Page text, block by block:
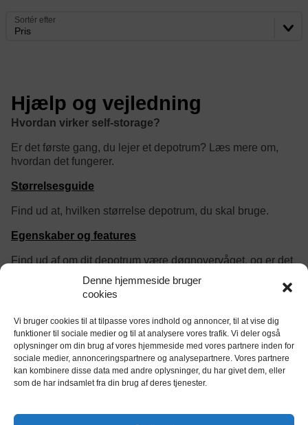
Denne hjemmeside bruger
cookies
Vi bruger cookies til at tilpasse vores indhold og annoncer, til at vise dig
funktioner til sociale medier og til at analysere vores trafik. Vi deler også
oplysninger om din brug af vores hjemmeside med vores partnere inden for
sociale medier, annonceringspartnere og analysepartnere. Vores partnere
kan kombinere disse data med andre oplysninger, du har givet dem, eller
som de har indsamlet fra din brug af deres tjenester.
Pris
Sortér efter
Hjælp og vejledning
Hvordan virker self-storage?
Er det første gang, du lejer et depotrum? Læs mere om,
hvordan det fungerer.
Størrelsesguide
Find ud at, hvilken størrelse depotrum, du skal bruge.
Egenskaber og features
Find ud af om dit depotrum være døgnovervåget, og er det
vigtigt at det er opvarmet og klimakontrolleret?
Alle depotrum i Danmark med brandsikring
tjekdepot.dk er Danmarks eneste website til